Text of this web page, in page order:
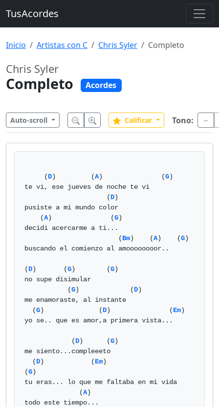
TusAcordes
Inicio Artistas con C Chris Syler Completo
Chris Syler
Completo Acordes
Auto-scroll Calificar Tono:
     (
D)         (A)               (G)
te vi, ese jueves de noche te vi
                     (
D)
pusiste a mi mundo color
    (
A)               (G)
decidi acercarme a ti...
                        (
Bm)    (A)    (G)
buscando el comienzo al amoooooooor..
(D)       (G)        (G)
no supe disimular
           (
G)             (D)
me enamoraste, al instante
  (
G)              (D)               (Em)
yo se.. que es amor,a primera vista...
            (
D)      (G)
me siento...compleeeto
  (
D)            (Em)
(G)
tu eras... lo que me faltaba en mi vida
              (
A)
todo este tiempo...